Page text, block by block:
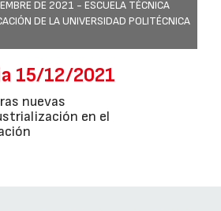
DE 2021 - ESCUELA TÉCNICA
DE LA UNIVERSIDAD POLITÉCNICA
15/12/2021
nuevas
en el